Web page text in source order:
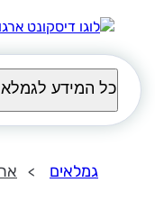
כל המידע
גמלאים